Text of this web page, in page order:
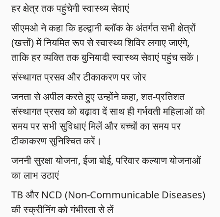
हर क्षेत्र तक पहुंचेगी स्वास्थ्य सेवाएं
सीएमओ ने कहा कि हल्द्वानी ब्लॉक के अंतर्गत सभी क्षेत्रों
(खत्तों) में नियमित रूप से स्वास्थ्य शिविर लगाए जाएंगे,
ताकि हर व्यक्ति तक बुनियादी स्वास्थ्य सेवाएं पहुंच सकें।
संस्थागत प्रसव और टीकाकरण पर जोर
जनता से अपील करते हुए उन्होंने कहा, शत-प्रतिशत
संस्थागत प्रसव को बढ़ावा दें साथ ही गर्भवती महिलाओं को
समय पर सभी सुविधाएं मिलें और बच्चों का समय पर
टीकाकरण सुनिश्चित करें।
जननी सुरक्षा योजना, ईजा बोई, परिवार कल्याण योजनाओं
का लाभ उठाएं
TB और NCD (Non-Communicable Diseases)
की स्क्रीनिंग को गंभीरता से लें